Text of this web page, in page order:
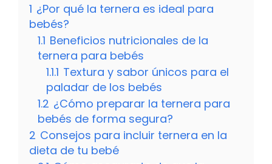
1 ¿Por qué la ternera es ideal para
bebés?
1.1 Beneficios nutricionales de la
ternera para bebés
1.1.1 Textura y sabor únicos para el
paladar de los bebés
1.2 ¿Cómo preparar la ternera para
bebés de forma segura?
2 Consejos para incluir ternera en la
dieta de tu bebé